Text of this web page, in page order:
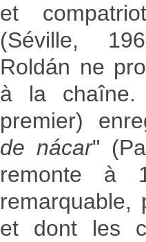
et
(Séville,
Roldán ne
à la chaîne.
premier)
de nácar"
remonte à
remarquable,
et dont les